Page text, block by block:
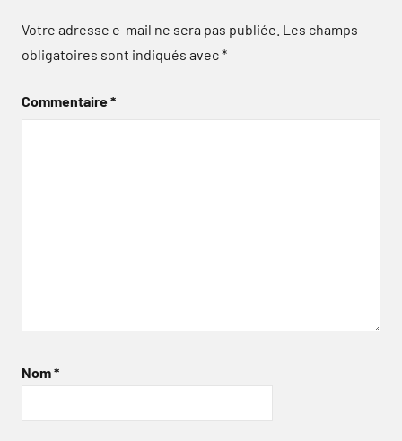
Votre adresse e-mail ne sera pas publiée. Les champs
obligatoires sont indiqués avec*
Commentaire*
Nom*